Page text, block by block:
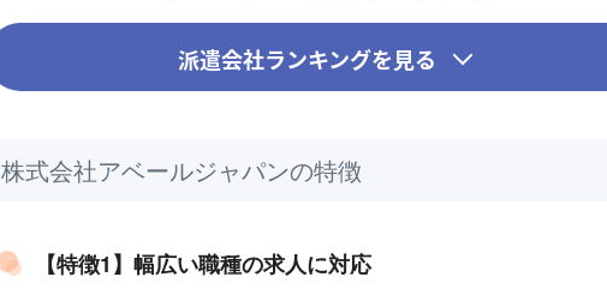
派遣会社ランキングを見る
株式会社アベールジャパンの特徴
【特徴1】幅広い職種の求人に対応